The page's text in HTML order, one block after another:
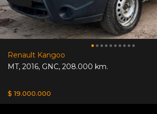
Renault Kangoo
MT, 2016, GNC, 208.000 km.
$ 19.000.000